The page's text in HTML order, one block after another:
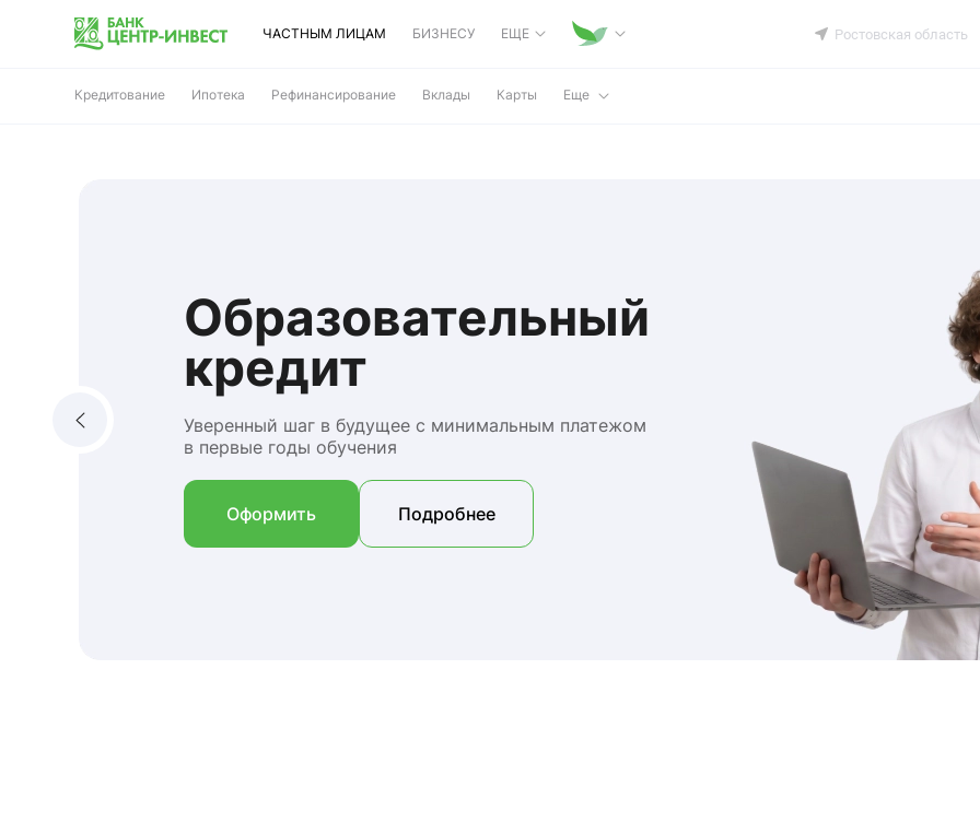
ЧАСТНЫМ ЛИЦАМ БИЗНЕСУ ЕЩЕ Ростовская область
Кредитование Ипотека Рефинансирование Вклады Карты Еще
Образовательный
кредит
Уверенный шаг в будущее с минимальным платежом
в первые годы обучения
Оформить Подробнее